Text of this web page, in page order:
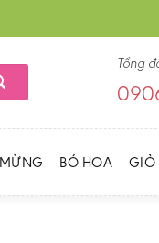
Tổng
BÓ HOA GIỎ